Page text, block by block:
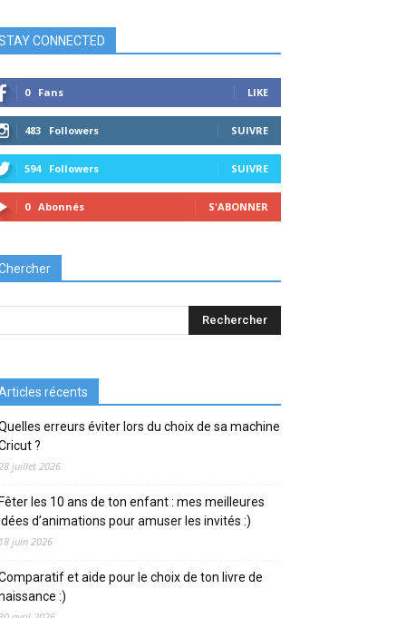
CONNECTED
0 Fans LIKE
483 Followers SUIVRE
594 Followers SUIVRE
0 Abonnés S'ABONNER
récents
erreurs éviter lors du choix de sa machine
?
juillet 2026
les 10 ans de ton enfant : mes meilleures
d’animations pour amuser les invités :)
juin 2026
et aide pour le choix de ton livre de
:)